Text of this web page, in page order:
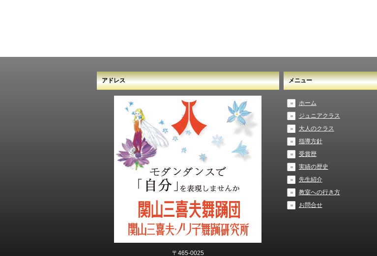
アドレス
〒465-0025
メニュー
ホーム
ジュニアクラス
大人のクラス
指導方針
受賞歴
実績の歴史
先生紹介
教室への行き方
お問合せ